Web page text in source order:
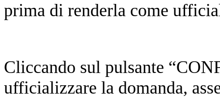
prima di renderla come
Cliccando sul pulsante
ufficializzare la domanda,